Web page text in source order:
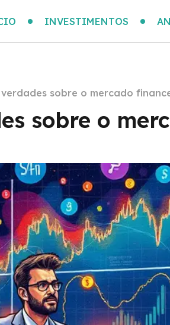
INVESTIMENTOS
sobre o mercado
sobre o